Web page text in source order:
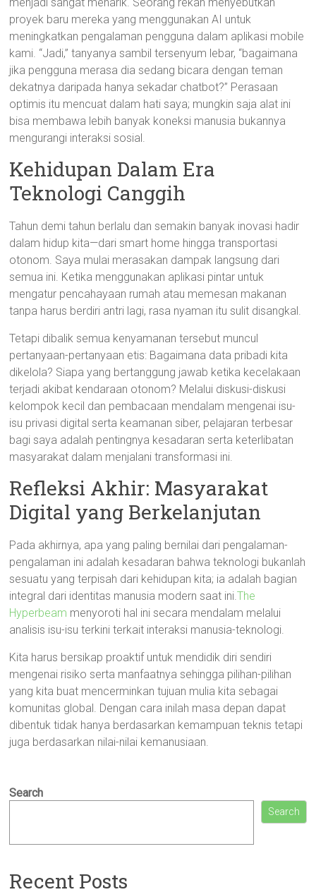
proyek baru mereka yang menggunakan AI untuk
meningkatkan pengalaman pengguna dalam aplikasi mobile
kami. “Jadi,” tanyanya sambil tersenyum lebar, “bagaimana
jika pengguna merasa dia sedang bicara dengan teman
dekatnya daripada hanya sekadar chatbot?” Perasaan
optimis itu mencuat dalam hati saya; mungkin saja alat ini
bisa membawa lebih banyak koneksi manusia bukannya
mengurangi interaksi sosial.
Kehidupan Dalam Era
Teknologi Canggih
Tahun demi tahun berlalu dan semakin banyak inovasi hadir
dalam hidup kita—dari smart home hingga transportasi
otonom. Saya mulai merasakan dampak langsung dari
semua ini. Ketika menggunakan aplikasi pintar untuk
mengatur pencahayaan rumah atau memesan makanan
tanpa harus berdiri antri lagi, rasa nyaman itu sulit disangkal.
Tetapi dibalik semua kenyamanan tersebut muncul
pertanyaan-pertanyaan etis: Bagaimana data pribadi kita
dikelola? Siapa yang bertanggung jawab ketika kecelakaan
terjadi akibat kendaraan otonom? Melalui diskusi-diskusi
kelompok kecil dan pembacaan mendalam mengenai isu-
isu privasi digital serta keamanan siber, pelajaran terbesar
bagi saya adalah pentingnya kesadaran serta keterlibatan
masyarakat dalam menjalani transformasi ini.
Refleksi Akhir: Masyarakat
Digital yang Berkelanjutan
Pada akhirnya, apa yang paling bernilai dari pengalaman-
pengalaman ini adalah kesadaran bahwa teknologi bukanlah
sesuatu yang terpisah dari kehidupan kita; ia adalah bagian
integral dari identitas manusia modern saat ini.The
Hyperbeam menyoroti hal ini secara mendalam melalui
analisis isu-isu terkini terkait interaksi manusia-teknologi.
Kita harus bersikap proaktif untuk mendidik diri sendiri
mengenai risiko serta manfaatnya sehingga pilihan-pilihan
yang kita buat mencerminkan tujuan mulia kita sebagai
komunitas global. Dengan cara inilah masa depan dapat
dibentuk tidak hanya berdasarkan kemampuan teknis tetapi
juga berdasarkan nilai-nilai kemanusiaan.
Search
Search
Recent Posts